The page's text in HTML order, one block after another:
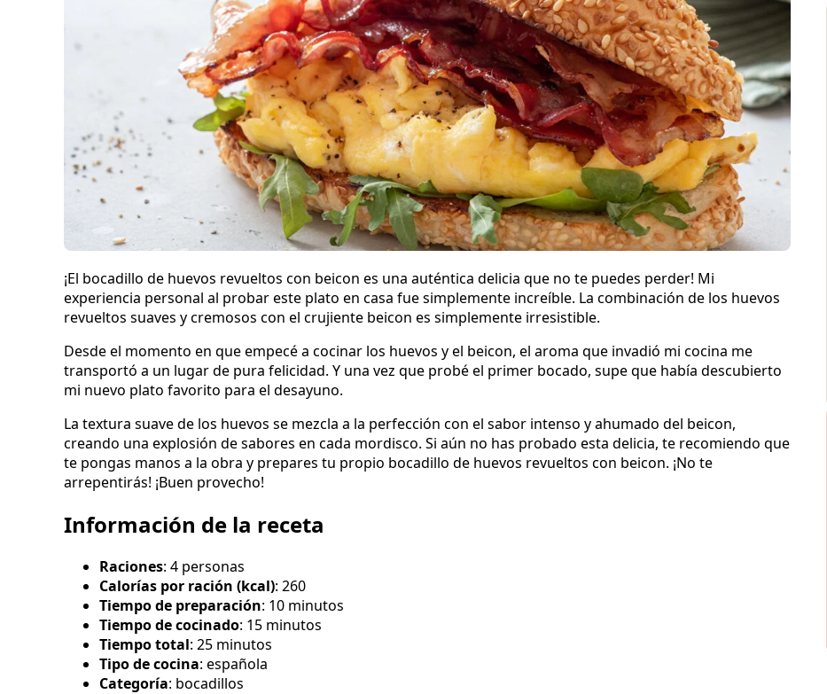
¡El bocadillo de huevos revueltos con beicon es una auténtica delicia que no te puedes perder! Mi
experiencia personal al probar este plato en casa fue simplemente increíble. La combinación de los huevos
revueltos suaves y cremosos con el crujiente beicon es simplemente irresistible.
Desde el momento en que empecé a cocinar los huevos y el beicon, el aroma que invadió mi cocina me
transportó a un lugar de pura felicidad. Y una vez que probé el primer bocado, supe que había descubierto
mi nuevo plato favorito para el desayuno.
La textura suave de los huevos se mezcla a la perfección con el sabor intenso y ahumado del beicon,
creando una explosión de sabores en cada mordisco. Si aún no has probado esta delicia, te recomiendo que
te pongas manos a la obra y prepares tu propio bocadillo de huevos revueltos con beicon. ¡No te
arrepentirás! ¡Buen provecho!
Información de la receta
Raciones: 4 personas
Calorías por ración (kcal): 260
Tiempo de preparación: 10 minutos
Tiempo de cocinado: 15 minutos
Tiempo total: 25 minutos
Tipo de cocina: española
Categoría: bocadillos